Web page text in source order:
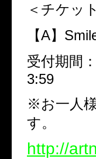
＜チケッ
【A】
受付期間
3:59
※お一人
す。
http://